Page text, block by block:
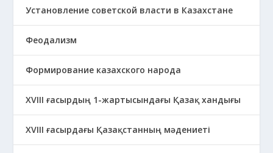
Установление советской власти в Казахстане
Феодализм
Формирование казахского народа
ХVIII ғасырдың 1-жартысындағы Қазақ хандығы
ХVІІІ ғасырдағы Қазақстанның мәдениеті